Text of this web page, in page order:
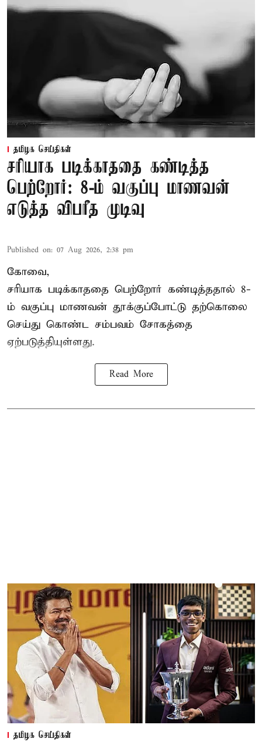
தமிழக செய்திகள்
சரியாக படிக்காததை கண்டித்த
பெற்றோர்: 8-ம் வகுப்பு மாணவன்
எடுத்த விபரீத முடிவு
Published on: 07 Aug 2026, 2:38 pm
கோவை,
சரியாக படிக்காததை பெற்றோர் கண்டித்ததால் 8-
ம் வகுப்பு மாணவன் தூக்குப்போட்டு தற்கொலை
செய்து கொண்ட சம்பவம் சோகத்தை
ஏற்படுத்தியுள்ளது.
Read More
தமிழக செய்திகள்